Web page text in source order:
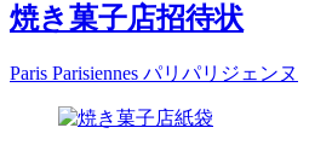
焼き菓子店招待状
Paris Parisiennes パリパリジェンヌ